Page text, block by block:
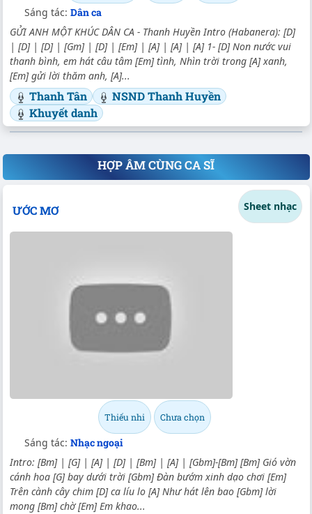
Sáng tác: Dân ca
GỬI ANH MỘT KHÚC DÂN CA - Thanh Huyền Intro (Habanera): [D]
| [D] | [D] | [Gm] | [D] | [Em] | [A] | [A] | [A] 1- [D] Non nước vui
thanh bình, em hát câu tâm [Em] tình, Nhìn trời trong [A] xanh,
[Em] gửi lời thăm anh, [A]...
Thanh Tân
NSND Thanh Huyền
Khuyết danh
HỢP ÂM CÙNG CA SĨ
ƯỚC MƠ Sheet nhạc
Thiếu nhi Chưa chọn
Sáng tác: Nhạc ngoại
Intro: [Bm] | [G] | [A] | [D] | [Bm] | [A] | [Gbm]-[Bm] [Bm] Gió vờn
cánh hoa [G] bay dưới trời [Gbm] Đàn bướm xinh dạo chơi [Em]
Trên cành cây chim [D] ca líu lo [A] Như hát lên bao [Gbm] lời
mong [Bm] chờ [Em] Em khao...